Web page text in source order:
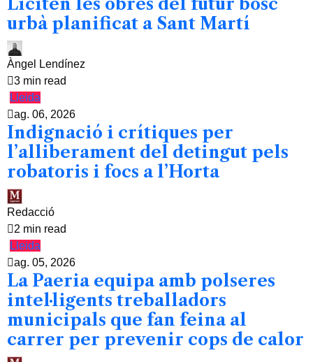
urbà planificat a Sant Martí
Àngel Lendínez
3 min read
Lleida
ag. 06, 2026
Indignació i crítiques per
l’alliberament del detingut pels
robatoris i focs a l’Horta
Redacció
2 min read
Lleida
ag. 05, 2026
La Paeria equipa amb polseres
intel·ligents treballadors
municipals que fan feina al
carrer per prevenir cops de calor